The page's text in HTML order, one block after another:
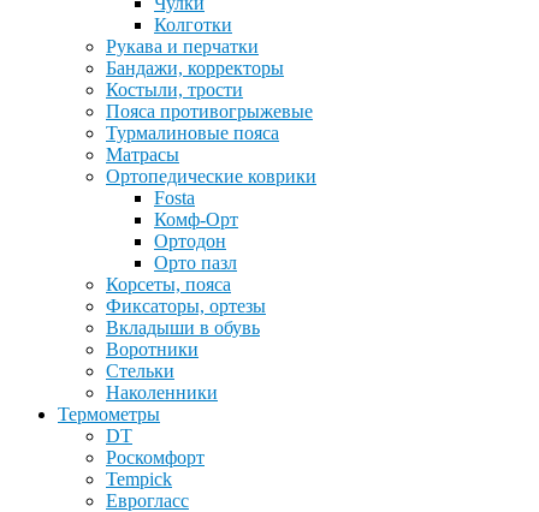
Колготки
Рукава и перчатки
Бандажи, корректоры
Костыли, трости
Пояса противогрыжевые
Турмалиновые пояса
Матрасы
Ортопедические коврики
Fosta
Комф-Орт
Ортодон
Орто пазл
Корсеты, пояса
Фиксаторы, ортезы
Вкладыши в обувь
Воротники
Стельки
Наколенники
Термометры
DT
Роскомфорт
Tempick
Еврогласс